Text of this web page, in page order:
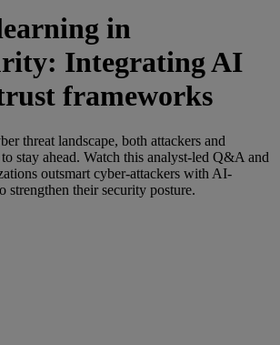
in
Integrating AI
frameworks
threat landscape, both attackers and
stay ahead. Watch this analyst-led Q&A and
outsmart cyber-attackers with AI-
strengthen their security posture.